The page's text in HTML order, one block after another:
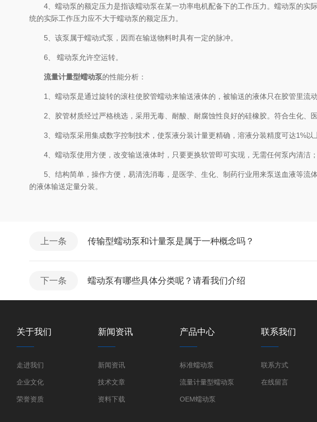
4、蠕动泵的额定压力是指该蠕动泵在某一功率电机配备下的工作压力。蠕动泵的实
统的实际工作压力应不大于蠕动泵的额定压力。
5、该泵属于蠕动式泵，因而在输送物料时具有一定的脉冲。
6、 蠕动泵允许空运转。
流量计量型蠕动泵的性能分析：
1、蠕动泵是通过旋转的滚柱使胶管蠕动来输送液体的，被输送的液体只在胶管里流
2、胶管材质经过严格桃选，采用无毒、耐酸、耐腐蚀性良好的硅橡胶。符合生化、医
3、蠕动泵采用集成数字控制技术，使泵液分装计量更精确，溶液分装精度可达1%以
4、蠕动泵使用方便，改变输送液体时，只要更换软管即可实现，无需任何泵内清洁；
5、结构简单，操作方便，易清洗消毒，是医学、生化、制药行业用来泵送血液等流
的液体输送定量分装。
上一条 传输型蠕动泵和计量泵是属于一种概念吗？
下一条 蠕动泵有哪些具体分类呢？请看我们介绍
关于我们
走进我们
企业文化
荣誉资质
新闻资讯
新闻资讯
技术文章
资料下载
产品中心
标准蠕动泵
流量计量型蠕动泵
OEM蠕动泵
联系我们
联系方式
在线留言